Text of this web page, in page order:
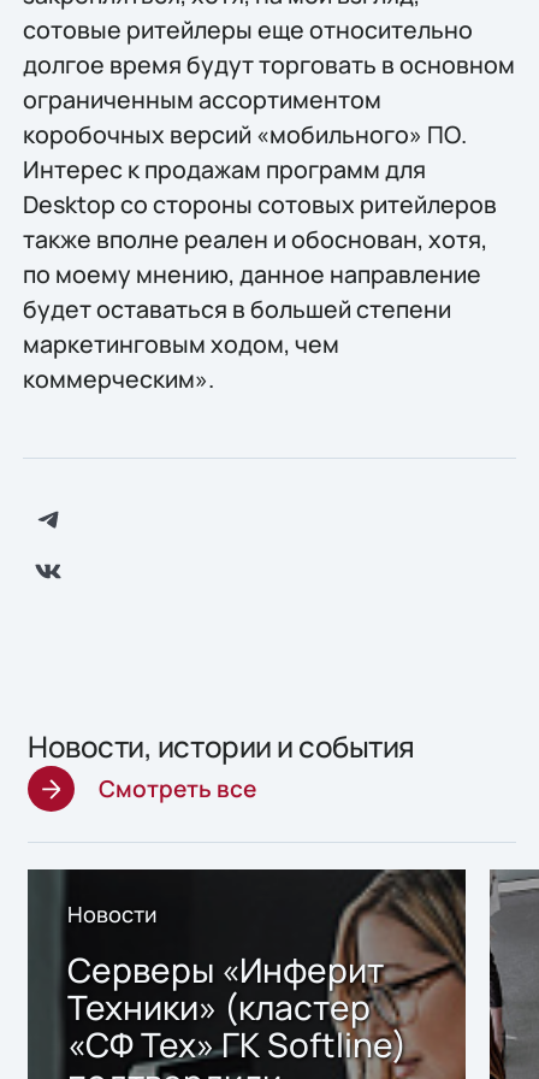
сотовые ритейлеры еще относительно
долгое время будут торговать в основном
ограниченным ассортиментом
коробочных версий «мобильного» ПО.
Интерес к продажам программ для
Desktop со стороны сотовых ритейлеров
также вполне реален и обоснован, хотя,
по моему мнению, данное направление
будет оставаться в большей степени
маркетинговым ходом, чем
коммерческим».
Новости, истории и события
Смотреть все
Новости
Серверы «Инферит
Техники» (кластер
«СФ Тех» ГК Softline)